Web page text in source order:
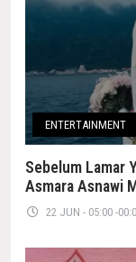
ENTERTAINMENT
Sebelum Lamar
Asmara Asnawi
22 JUN - 05:00 -